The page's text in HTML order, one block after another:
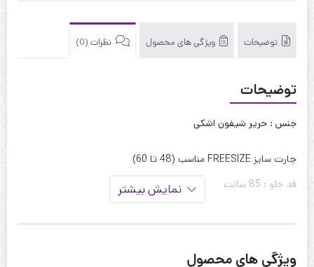
توضیحات ویژگی های محصول نظرات (0)
توضیحات
جنس : حریر شیفون اشکی
چارت سایز FREESIZE مناسب (48 تا 60)
قد جلو : 85 سانت
حلقه آستین : 50 سانت
نمایش بیشتر
ویژگی های محصول